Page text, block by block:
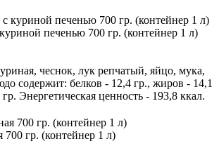
печенью 700 гр. (контейнер 1 л)
чеснок, лук репчатый, яйцо, мука,
содержит: белков - 12,4 гр., жиров - 14,1
Энергетическая ценность - 193,8 ккал.
700 гр. (контейнер 1 л)